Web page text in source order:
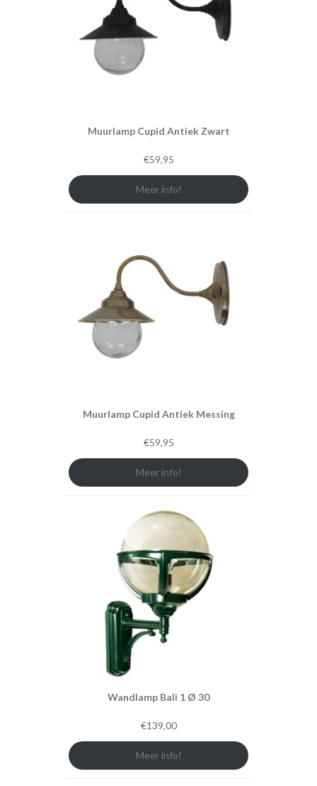
Muurlamp Cupid Antiek Zwart
€59,95
Meer info!
Muurlamp Cupid Antiek Messing
€59,95
Meer info!
Wandlamp Bali 1 Ø 30
€139,00
Meer info!